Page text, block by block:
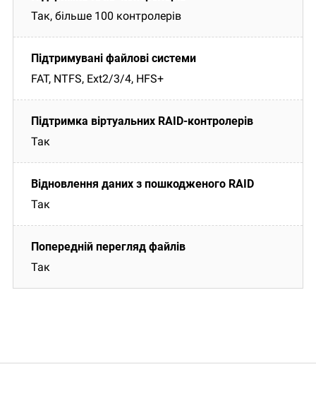
Так, більше 100 контролерів
FAT, NTFS, Ext2/3/4, HFS+
Так
Так
Так